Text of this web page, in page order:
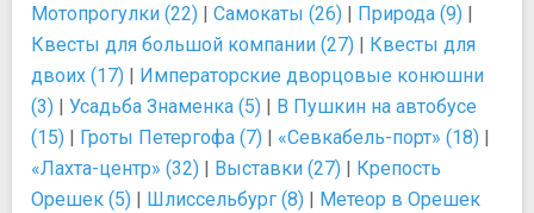
Мотопрогулки (22) | Самокаты (26) | Природа (9) |
Квесты для большой компании (27) | Квесты для
двоих (17) | Императорские дворцовые конюшни
(3) | Усадьба Знаменка (5) | В Пушкин на автобусе
(15) | Гроты Петергофа (7) | «Севкабель-порт» (18) |
«Лахта-центр» (32) | Выставки (27) | Крепость
Орешек (5) | Шлиссельбург (8) | Метеор в Орешек